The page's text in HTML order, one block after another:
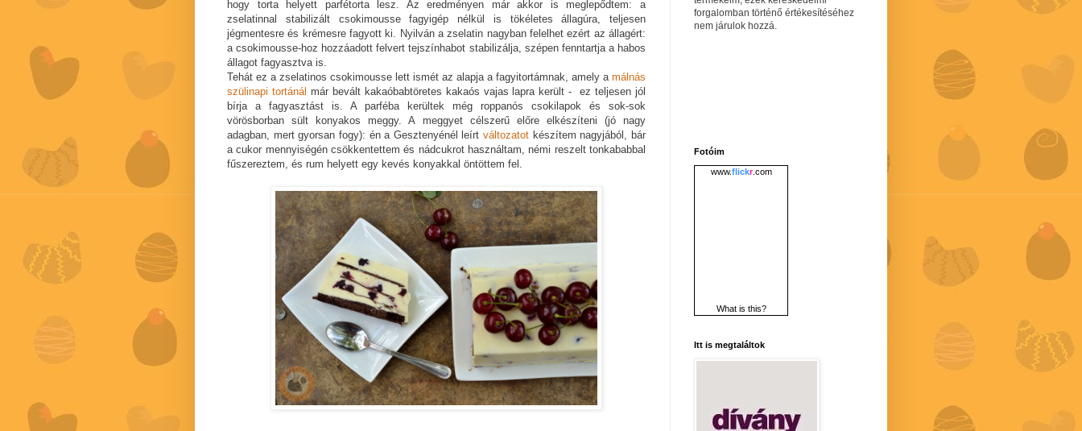
hogy torta helyett parfétorta lesz. Az eredményen már akkor is meglepődtem: a
zselatinnal stabilizált csokimousse fagyigép nélkül is tökéletes állagúra, teljesen
jégmentesre és krémesre fagyott ki. Nyilván a zselatin nagyban felelhet ezért az állagért:
a csokimousse-hoz hozzáadott felvert tejszínhabot stabilizálja, szépen fenntartja a habos
állagot fagyasztva is.
Tehát ez a zselatinos csokimousse lett ismét az alapja a fagyitortámnak, amely a málnás
szülinapi tortánál már bevált kakaóbabtöretes kakaós vajas lapra került - ez teljesen jól
bírja a fagyasztást is. A parféba kerültek még roppanós csokilapok és sok-sok
vörösborban sült konyakos meggy. A meggyet célszerű előre elkészíteni (jó nagy
adagban, mert gyorsan fogy): én a Gesztenyénél leírtváltozatot készítem nagyjából, bár
a cukor mennyiségén csökkentettem és nádcukrot használtam, némi reszelt tonkababbal
fűszereztem, és rum helyett egy kevés konyakkal öntöttem fel.
forgalomban történő értékesítéséhez
nem járulok hozzá.
Fotóim
www.flickr.com
What is this?
Itt is megtaláltok